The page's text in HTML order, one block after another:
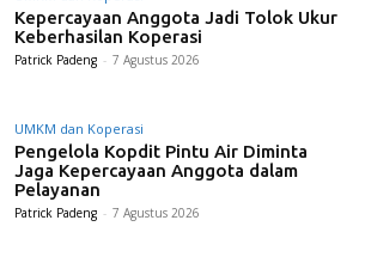
Kepercayaan Anggota Jadi Tolok Ukur
Keberhasilan Koperasi
Patrick Padeng - 7 Agustus 2026
UMKM dan Koperasi
Pengelola Kopdit Pintu Air Diminta
Jaga Kepercayaan Anggota dalam
Pelayanan
Patrick Padeng - 7 Agustus 2026